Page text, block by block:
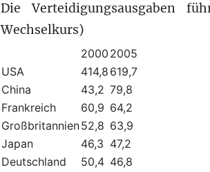
Die Verteidigungsausgaben
Wechselkurs)
2000 2005
USA
414,8 619,7
China
43,2 79,8
Frankreich
60,9 64,2
Großbritannien52,8 63,9
Japan
46,3 47,2
Deutschland
50,4 46,8